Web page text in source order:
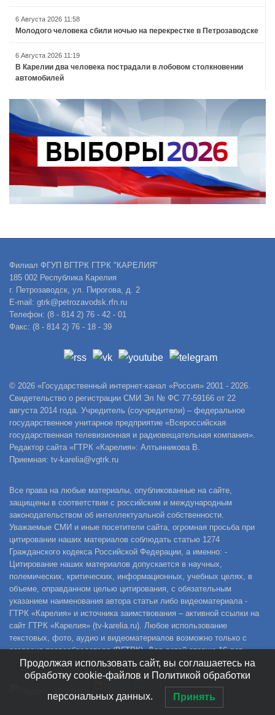
6 Августа 2026 11:58
Молодого человека сбили ночью на перекрестке в Петрозаводске
6 Августа 2026 11:19
В Карелии два человека пострадали в лобовом столкновении
автомобилей
Филиал ФГУП ВГТРК ГТРК "КАРЕЛИЯ"
185 002 Республика Карелия
г. Петрозаводск, ул. Пирогова, д. 2
E-mail: gtrk@petrozavodsk.rfn.ru
Телефон: (8 - 814 2) 76 - 42 - 01
Факс: (8 - 814 2) 76 - 18 - 39
© 2026 «Государственный интернет-канал «Россия» 2001 - 2026.
Свидетельство о регистрации СМИ Эл № ФС 77-59166 от 22
августа 2014 года. Учредитель (соучредители) – федеральное
государственное унитарное предприятие «Всероссийская
государственная телевизионная и радиовещательная компания».
Редактор сайта «ГТРК «Карелия»: Алтынникова В.
Приемная: tv-karelia@vgtrk.ru
Все права на любые материалы, опубликованные на сайте,
защищены в соответствии с российским и международным
законодательством об интеллектуальной собственности.
Уважаемые СМИ и иные посетители сайта, огромная просьба при
цитировании наших материалов соблюдать статью 1274
Гражданского кодекса Российской Федерации, а именно: -
Цитирование наших материалов допускается в научных,
полемических, критических, информационных, учебных целях, в
объеме, оправданном целью цитирования, с обязательным
указанием наименования автора статьи либо видеоматериала -
ГТРК «Карелия» и источника заимствования – активной ссылки на
сайт ГТРК «Карелия» (tv-karelia.ru). Любое использование
текстовых, фото, аудио и видеоматериалов возможно только с
согласия правообладателя (ВГТРК). Для детей старше 16 лет.
Продолжая использовать сайт, вы соглашаетесь на
обработку cookie-файлов и Политикой обработки
персональных данных. Принять